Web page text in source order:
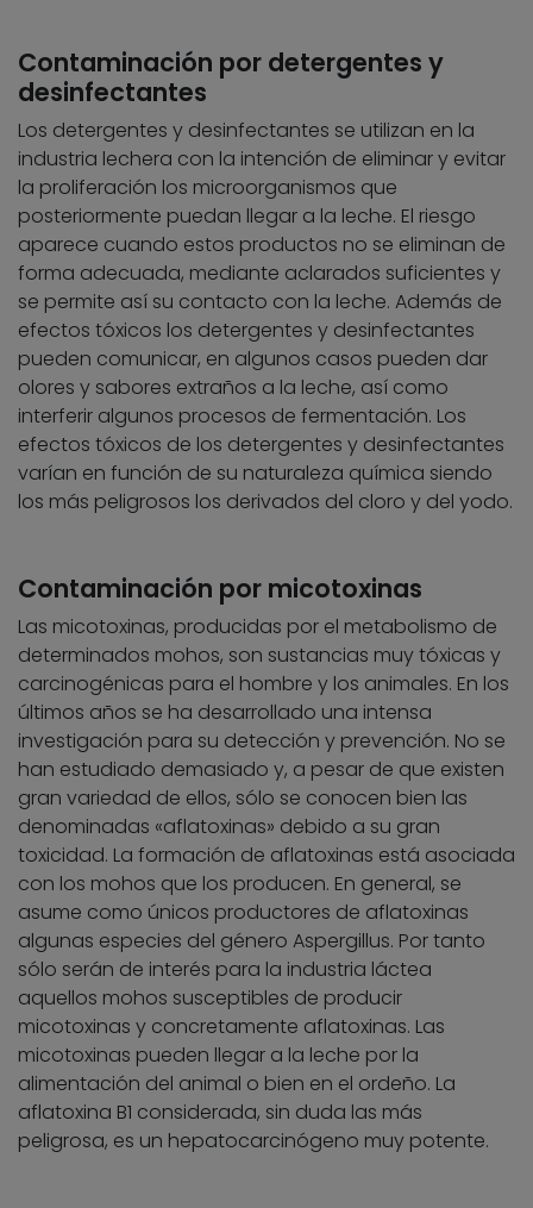
Contaminación por detergentes y
desinfectantes
Los detergentes y desinfectantes se utilizan en la
industria lechera con la intención de eliminar y evitar
la proliferación los microorganismos que
posteriormente puedan llegar a la leche. El riesgo
aparece cuando estos productos no se eliminan de
forma adecuada, mediante aclarados suficientes y
se permite así su contacto con la leche. Además de
efectos tóxicos los detergentes y desinfectantes
pueden comunicar, en algunos casos pueden dar
olores y sabores extraños a la leche, así como
interferir algunos procesos de fermentación. Los
efectos tóxicos de los detergentes y desinfectantes
varían en función de su naturaleza química siendo
los más peligrosos los derivados del cloro y del yodo.
Contaminación por micotoxinas
Las micotoxinas, producidas por el metabolismo de
determinados mohos, son sustancias muy tóxicas y
carcinogénicas para el hombre y los animales. En los
últimos años se ha desarrollado una intensa
investigación para su detección y prevención. No se
han estudiado demasiado y, a pesar de que existen
gran variedad de ellos, sólo se conocen bien las
denominadas «aflatoxinas» debido a su gran
toxicidad. La formación de aflatoxinas está asociada
con los mohos que los producen. En general, se
asume como únicos productores de aflatoxinas
algunas especies del género Aspergillus. Por tanto
sólo serán de interés para la industria láctea
aquellos mohos susceptibles de producir
micotoxinas y concretamente aflatoxinas. Las
micotoxinas pueden llegar a la leche por la
alimentación del animal o bien en el ordeño. La
aflatoxina B1 considerada, sin duda las más
peligrosa, es un hepatocarcinógeno muy potente.